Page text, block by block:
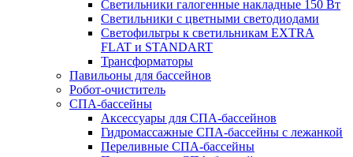
Светильники галогенные накладные 150 Вт
Светильники с цветными светодиодами
Светофильтры к светильникам EXTRA
FLAT и STANDART
Трансформаторы
Павильоны для бассейнов
Робот-очиститель
СПА-бассейны
Аксессуары для СПА-бассейнов
Гидромассажные СПА-бассейны с лежанкой
Переливные СПА-бассейны